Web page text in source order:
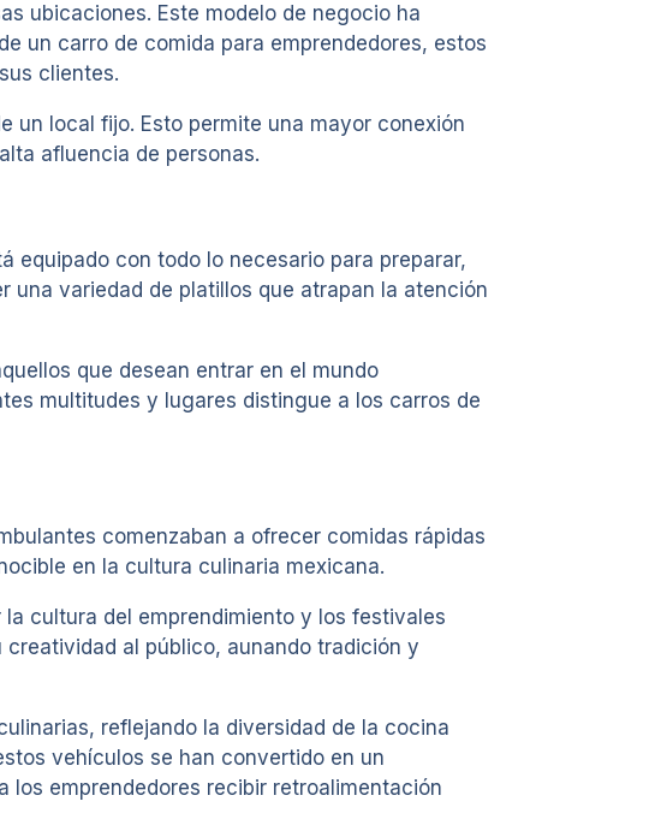
ubicaciones. Este modelo de negocio ha
un carro de comida para emprendedores, estos
clientes.
un local fijo. Esto permite una mayor conexión
afluencia de personas.
equipado con todo lo necesario para preparar,
variedad de platillos que atrapan la atención
que desean entrar en el mundo
multitudes y lugares distingue a los carros de
comenzaban a ofrecer comidas rápidas
en la cultura culinaria mexicana.
cultura del emprendimiento y los festivales
al público, aunando tradición y
reflejando la diversidad de la cocina
vehículos se han convertido en un
emprendedores recibir retroalimentación